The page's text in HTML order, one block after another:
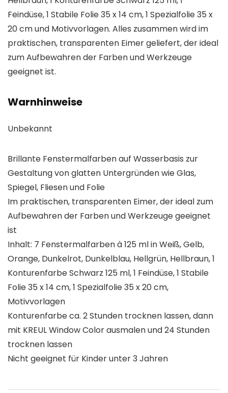
Feindüse, 1 Stabile Folie 35 x 14 cm, 1 Spezialfolie 35 x
20 cm und Motivvorlagen. Alles zusammen wird im
praktischen, transparenten Eimer geliefert, der ideal
zum Aufbewahren der Farben und Werkzeuge
geeignet ist.
Warnhinweise
Unbekannt
Brillante Fenstermalfarben auf Wasserbasis zur
Gestaltung von glatten Untergründen wie Glas,
Spiegel, Fliesen und Folie
Im praktischen, transparenten Eimer, der ideal zum
Aufbewahren der Farben und Werkzeuge geeignet
ist
Inhalt: 7 Fenstermalfarben à 125 ml in Weiß, Gelb,
Orange, Dunkelrot, Dunkelblau, Hellgrün, Hellbraun, 1
Konturenfarbe Schwarz 125 ml, 1 Feindüse, 1 Stabile
Folie 35 x 14 cm, 1 Spezialfolie 35 x 20 cm,
Motivvorlagen
Konturenfarbe ca. 2 Stunden trocknen lassen, dann
mit KREUL Window Color ausmalen und 24 Stunden
trocknen lassen
Nicht geeignet für Kinder unter 3 Jahren